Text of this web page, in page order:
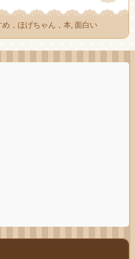
，ほげちゃん，本,面白い